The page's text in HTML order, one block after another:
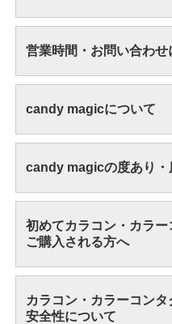
営業時間・お問い合わせ
candy magicについて
candy magicの度あり・
初めてカラコン・カラー
ご購入される方へ
カラコン・カラーコンタ
安全性について